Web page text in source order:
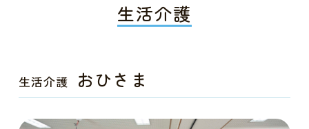
生活介護
生活介護 おひさま